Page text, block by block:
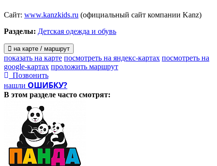
Сайт: www.kanzkids.ru (официальный сайт компании Kanz)
Разделы: Детская одежда и обувь
на карте / маршрут
показать на карте посмотреть на яндекс-картах посмотреть на
google-картах проложить маршрут
Позвонить
нашли ОШИБКУ?
В этом разделе часто смотрят: